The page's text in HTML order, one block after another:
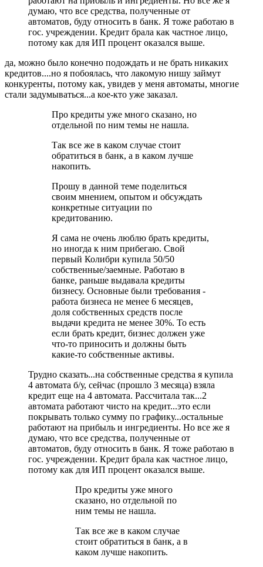
думаю, что все средства, полученные от
автоматов, буду относить в банк. Я тоже работаю в
гос. учреждении. Кредит брала как частное лицо,
потому как для ИП процент оказался выше.
да, можно было конечно подождать и не брать никаких
кредитов....но я побоялась, что лакомую нишу займут
конкуренты, потому как, увидев у меня автоматы, многие
стали задумываться...а кое-кто уже заказал.
Про кредиты уже много сказано, но
отдельной по ним темы не нашла.
Так все же в каком случае стоит
обратиться в банк, а в каком лучше
накопить.
Прошу в данной теме поделиться
своим мнением, опытом и обсуждать
конкретные ситуации по
кредитованию.
Я сама не очень люблю брать кредиты,
но иногда к ним прибегаю. Свой
первый Колибри купила 50/50
собственные/заемные. Работаю в
банке, раньше выдавала кредиты
бизнесу. Основные были требования -
работа бизнеса не менее 6 месяцев,
доля собственных средств после
выдачи кредита не менее 30%. То есть
если брать кредит, бизнес должен уже
что-то приносить и должны быть
какие-то собственные активы.
Трудно сказать...на собственные средства я купила
4 автомата б/у, сейчас (прошло 3 месяца) взяла
кредит еще на 4 автомата. Рассчитала так...2
автомата работают чисто на кредит...это если
покрывать только сумму по графику...остальные
работают на прибыль и ингредиенты. Но все же я
думаю, что все средства, полученные от
автоматов, буду относить в банк. Я тоже работаю в
гос. учреждении. Кредит брала как частное лицо,
потому как для ИП процент оказался выше.
Про кредиты уже много
сказано, но отдельной по
ним темы не нашла.
Так все же в каком случае
стоит обратиться в банк, а в
каком лучше накопить.